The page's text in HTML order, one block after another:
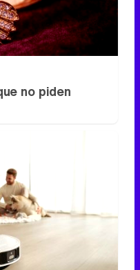
no piden